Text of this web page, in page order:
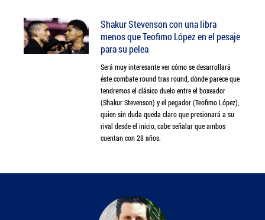
Shakur Stevenson con una libra
menos que Teofimo López en el pesaje
para su pelea
Será muy interesante ver cómo se desarrollará
éste combate round tras round, dónde parece que
tendremos el clásico duelo entre el boxeador
(Shakur Stevenson) y el pegador (Teofimo López),
quien sin duda queda claro que presionará a su
rival desde el inicio, cabe señalar que ambos
cuentan con 28 años.